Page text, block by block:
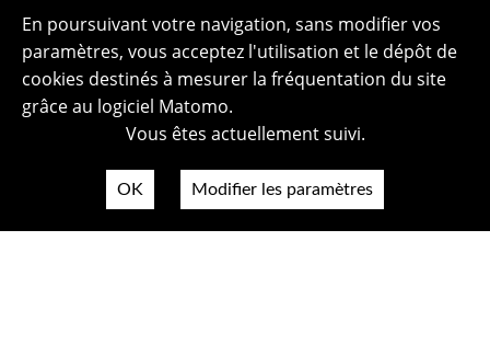
En poursuivant votre navigation, sans modifier vos
paramètres, vous acceptez l'utilisation et le dépôt de
cookies destinés à mesurer la fréquentation du site
grâce au logiciel Matomo.
Vous êtes actuellement suivi.
OK Modifier les paramètres